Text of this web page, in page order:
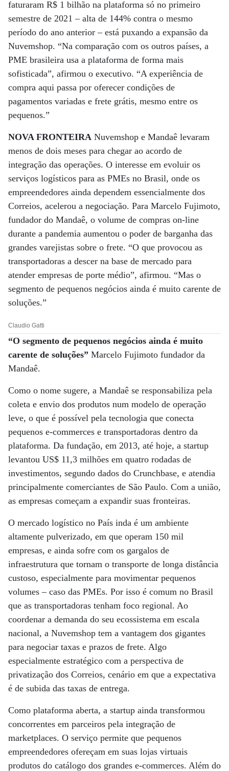
faturaram R$ 1 bilhão na plataforma só no primeiro
semestre de 2021 – alta de 144% contra o mesmo
período do ano anterior – está puxando a expansão da
Nuvemshop. “Na comparação com os outros países, a
PME brasileira usa a plataforma de forma mais
sofisticada”, afirmou o executivo. “A experiência de
compra aqui passa por oferecer condições de
pagamentos variadas e frete grátis, mesmo entre os
pequenos.”
NOVA FRONTEIRA Nuvemshop e Mandaê levaram
menos de dois meses para chegar ao acordo de
integração das operações. O interesse em evoluir os
serviços logísticos para as PMEs no Brasil, onde os
empreendedores ainda dependem essencialmente dos
Correios, acelerou a negociação. Para Marcelo Fujimoto,
fundador do Mandaê, o volume de compras on-line
durante a pandemia aumentou o poder de barganha das
grandes varejistas sobre o frete. “O que provocou as
transportadoras a descer na base de mercado para
atender empresas de porte médio”, afirmou. “Mas o
segmento de pequenos negócios ainda é muito carente de
soluções.”
Claudio Gatti
“O segmento de pequenos negócios ainda é muito
carente de soluções” Marcelo Fujimoto fundador da
Mandaê.
Como o nome sugere, a Mandaê se responsabiliza pela
coleta e envio dos produtos num modelo de operação
leve, o que é possível pela tecnologia que conecta
pequenos e-commerces e transportadoras dentro da
plataforma. Da fundação, em 2013, até hoje, a startup
levantou US$ 11,3 milhões em quatro rodadas de
investimentos, segundo dados do Crunchbase, e atendia
principalmente comerciantes de São Paulo. Com a união,
as empresas começam a expandir suas fronteiras.
O mercado logístico no País inda é um ambiente
altamente pulverizado, em que operam 150 mil
empresas, e ainda sofre com os gargalos de
infraestrutura que tornam o transporte de longa distância
custoso, especialmente para movimentar pequenos
volumes – caso das PMEs. Por isso é comum no Brasil
que as transportadoras tenham foco regional. Ao
coordenar a demanda do seu ecossistema em escala
nacional, a Nuvemshop tem a vantagem dos gigantes
para negociar taxas e prazos de frete. Algo
especialmente estratégico com a perspectiva de
privatização dos Correios, cenário em que a expectativa
é de subida das taxas de entrega.
Como plataforma aberta, a startup ainda transformou
concorrentes em parceiros pela integração de
marketplaces. O serviço permite que pequenos
empreendedores ofereçam em suas lojas virtuais
produtos do catálogo dos grandes e-commerces. Além do